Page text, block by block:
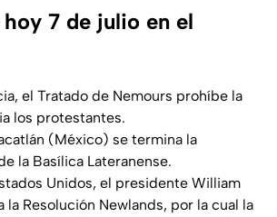
7 de julio en el
el Tratado de Nemours prohíbe la
los protestantes.
(México) se termina la
la Basílica Lateranense.
Unidos, el presidente William
la Resolución Newlands, por la cual la